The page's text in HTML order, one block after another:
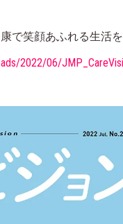
で笑顔あふれる生活
2022/06/